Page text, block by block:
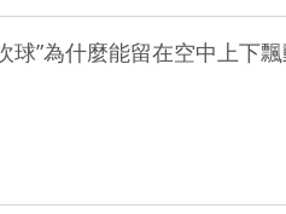
”為什麼能留在空中上